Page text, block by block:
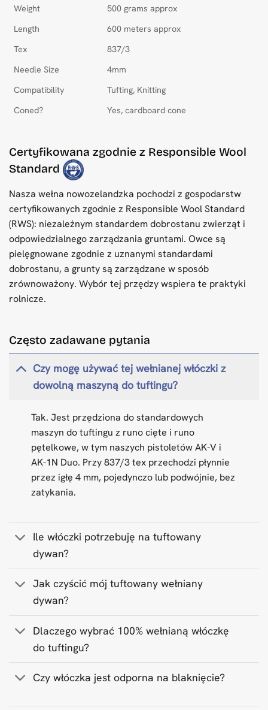
Weight
500 grams approx
Length
600 meters approx
Tex
837/3
Needle Size
4mm
Compatibility
Tufting, Knitting
Coned?
Yes, cardboard cone
Certyfikowana zgodnie z Responsible Wool
Standard
Nasza wełna nowozelandzka pochodzi z gospodarstw
certyfikowanych zgodnie z Responsible Wool Standard
(RWS): niezależnym standardem dobrostanu zwierząt i
odpowiedzialnego zarządzania gruntami. Owce są
pielęgnowane zgodnie z uznanymi standardami
dobrostanu, a grunty są zarządzane w sposób
zrównoważony. Wybór tej przędzy wspiera te praktyki
rolnicze.
Często zadawane pytania
Czy mogę używać tej wełnianej włóczki z
dowolną maszyną do tuftingu?
Tak. Jest przędziona do standardowych
maszyn do tuftingu z runo cięte i runo
pętelkowe, w tym naszych pistoletów AK-V i
AK-1N Duo. Przy 837/3 tex przechodzi płynnie
przez igłę 4 mm, pojedynczo lub podwójnie, bez
zatykania.
Ile włóczki potrzebuję na tuftowany
dywan?
Jak czyścić mój tuftowany wełniany
dywan?
Dlaczego wybrać 100% wełnianą włóczkę
do tuftingu?
Czy włóczka jest odporna na blaknięcie?